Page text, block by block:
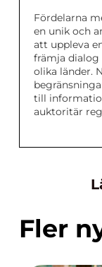
Fördelarna
en unik och
att uppleva
främja
olika länder.
till
auktoritär
Fler